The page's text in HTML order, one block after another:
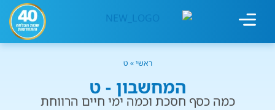
ראשי» ט
המחשבון - ט
כמה כסף חסכת וכמה ימי חיים הרווחת